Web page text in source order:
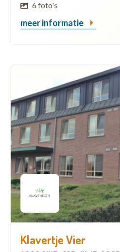
6 foto's
meer informatie
Klavertje Vier